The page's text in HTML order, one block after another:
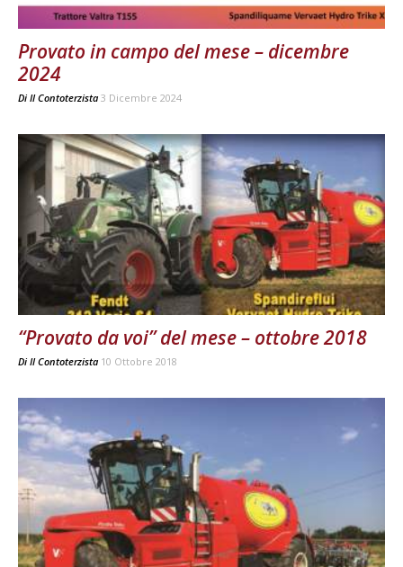
Provato in campo del mese – dicembre
2024
Di Il Contoterzista 3 Dicembre 2024
“Provato da voi” del mese – ottobre 2018
Di Il Contoterzista 10 Ottobre 2018